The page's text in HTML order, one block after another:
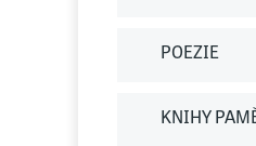
POEZIE
KNIHY